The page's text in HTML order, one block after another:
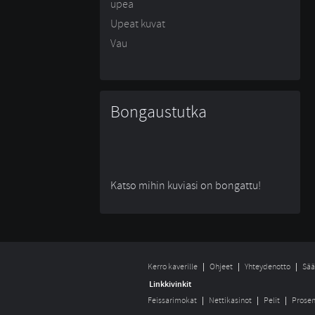
upea
Upeat kuvat
Vau
Bongaustutka
Katso mihin kuviasi on bongattu!
Kerro kaverille Ohjeet Yhteydenotto
Linkkivinkit
Feissarimokat Nettikasinot Pelit